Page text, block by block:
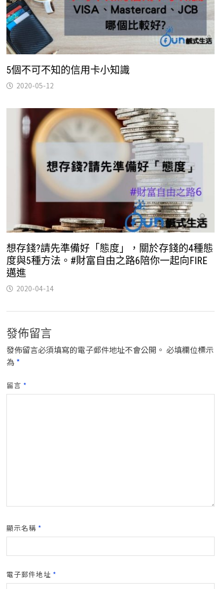
5個不可不知的信用卡小知識
2020-05-12
想存錢?請先準備好「態度」，關於存錢的4種態
度與5種方法。#財富自由之路6陪你一起向FIRE
邁進
2020-04-14
發佈留言
發佈留言必須填寫的電子郵件地址不會公開。 必填欄位標示
為 *
留言 *
顯示名稱 *
電子郵件地址 *